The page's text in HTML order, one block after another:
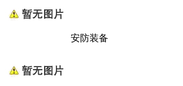
安防装备